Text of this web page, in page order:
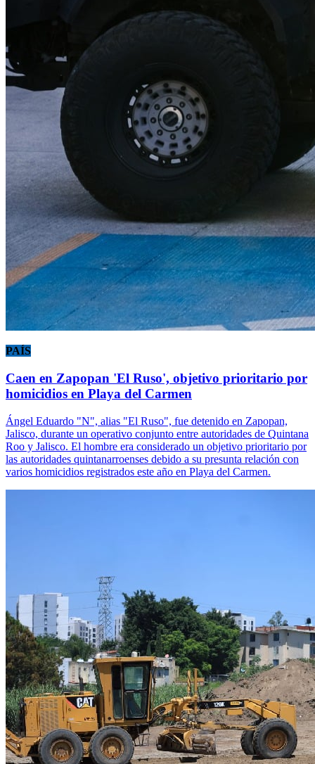
PAÍS
Caen en Zapopan 'El Ruso', objetivo prioritario por
homicidios en Playa del Carmen
Ángel Eduardo "N", alias "El Ruso", fue detenido en Zapopan,
Jalisco, durante un operativo conjunto entre autoridades de Quintana
Roo y Jalisco. El hombre era considerado un objetivo prioritario por
las autoridades quintanarroenses debido a su presunta relación con
varios homicidios registrados este año en Playa del Carmen.